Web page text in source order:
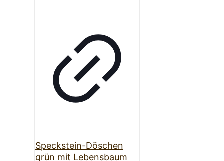
Speckstein-Döschen
grün mit Lebensbaum